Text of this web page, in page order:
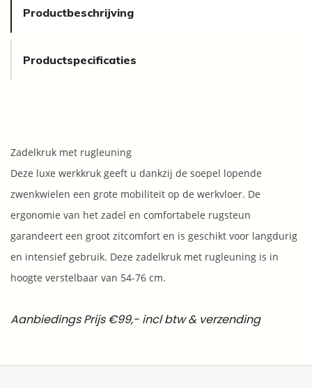
Productbeschrijving
Productspecificaties
Zadelkruk met rugleuning
Deze luxe werkkruk geeft u dankzij de soepel lopende
zwenkwielen een grote mobiliteit op de werkvloer. De
ergonomie van het zadel en comfortabele rugsteun
garandeert een groot zitcomfort en is geschikt voor langdurig
en intensief gebruik. Deze zadelkruk met rugleuning is in
hoogte verstelbaar van 54-76 cm.
Aanbiedings Prijs €99,- incl btw & verzending